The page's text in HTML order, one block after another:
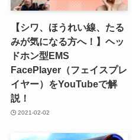
【シワ、ほうれい線、たる
みが気になる方へ！】ヘッ
ドホン型EMS
FacePlayer（フェイスプレ
イヤー）をYouTubeで解
説！
2021-02-02